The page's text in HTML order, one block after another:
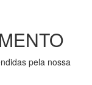
pela nossa